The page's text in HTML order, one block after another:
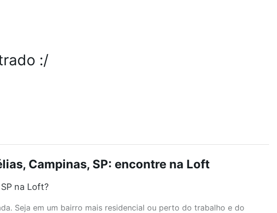
:/
Campinas, SP: encontre na Loft
na Loft?
Seja em um bairro mais residencial ou perto do trabalho e do